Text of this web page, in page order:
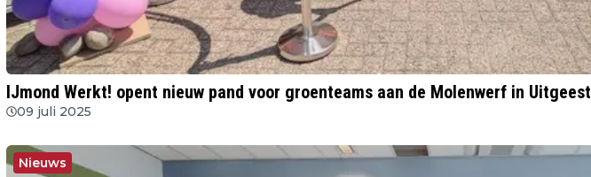
IJmond Werkt! opent nieuw pand voor groenteams aan de Molenwerf in Uitgeest
09 juli 2025
Nieuws